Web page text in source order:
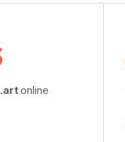
.artonline